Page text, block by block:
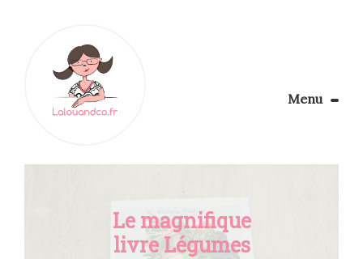
Menu
Personnalisez vos tissus
Le magnifique
livre Légumes